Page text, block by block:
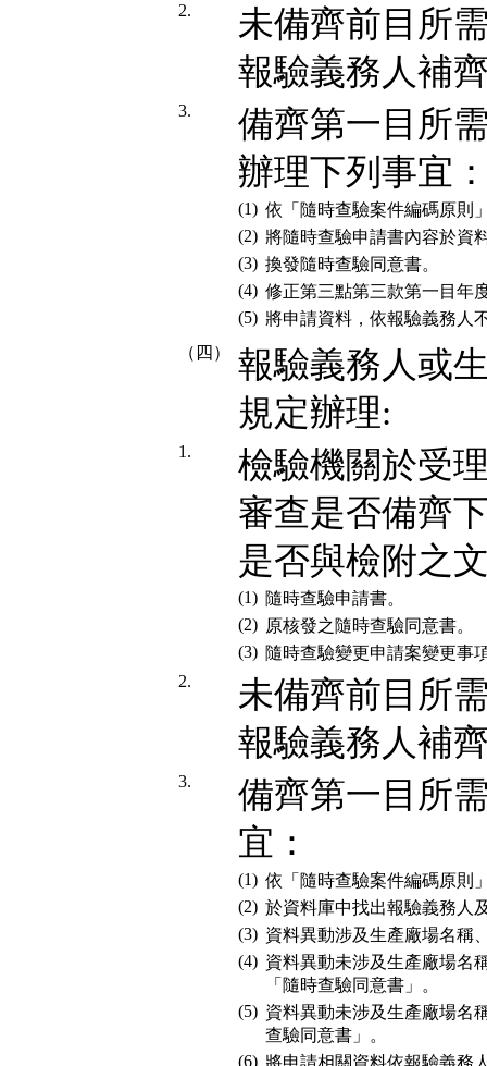
2.
未備齊前目所
報驗義務人補
3.
備齊第一目所
辦理下列事宜
(1) 依「隨時查驗案件編碼原則
(2) 將隨時查驗申請書內容於資
(3) 換發隨時查驗同意書。
(4) 修正第三點第三款第一目年
(5) 將申請資料，依報驗義務人
（四）
報驗義務人或
規定辦理:
1.
檢驗機關於受
審查是否備齊
是否與檢附之
(1) 隨時查驗申請書。
(2) 原核發之隨時查驗同意書。
(3) 隨時查驗變更申請案變更事
2.
未備齊前目所
報驗義務人補
3.
備齊第一目所
宜：
(1) 依「隨時查驗案件編碼原則
(2) 於資料庫中找出報驗義務人
(3) 資料異動涉及生產廠場名稱
(4) 資料異動未涉及生產廠場名
「隨時查驗同意書」。
(5) 資料異動未涉及生產廠場名
查驗同意書」。
(6) 將申請相關資料依報驗義務